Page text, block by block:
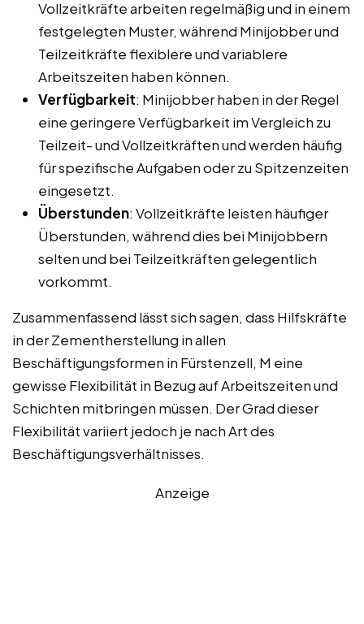
Vollzeitkräfte arbeiten regelmäßig und in einem
festgelegten Muster, während Minijobber und
Teilzeitkräfte flexiblere und variablere
Arbeitszeiten haben können.
Verfügbarkeit: Minijobber haben in der Regel
eine geringere Verfügbarkeit im Vergleich zu
Teilzeit- und Vollzeitkräften und werden häufig
für spezifische Aufgaben oder zu Spitzenzeiten
eingesetzt.
Überstunden: Vollzeitkräfte leisten häufiger
Überstunden, während dies bei Minijobbern
selten und bei Teilzeitkräften gelegentlich
vorkommt.
Zusammenfassend lässt sich sagen, dass Hilfskräfte
in der Zementherstellung in allen
Beschäftigungsformen in Fürstenzell, M eine
gewisse Flexibilität in Bezug auf Arbeitszeiten und
Schichten mitbringen müssen. Der Grad dieser
Flexibilität variiert jedoch je nach Art des
Beschäftigungsverhältnisses.
Anzeige